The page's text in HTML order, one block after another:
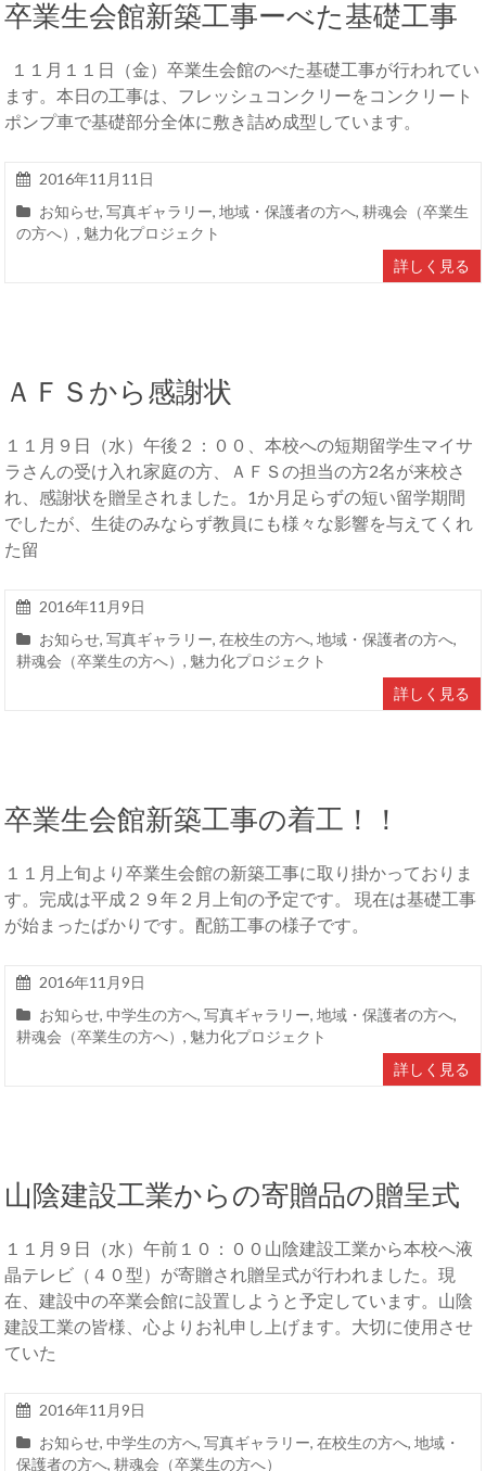
卒業生会館新築工事ーべた基礎工事
１１月１１日（金）卒業生会館のべた基礎工事が行われてい
ます。本日の工事は、フレッシュコンクリーをコンクリート
ポンプ車で基礎部分全体に敷き詰め成型しています。
2016年11月11日
お知らせ,写真ギャラリー,地域・保護者の方へ,耕魂会（卒業生
の方へ）, 魅力化プロジェクト
詳しく見る
ＡＦＳから感謝状
１１月９日（水）午後２：００、本校への短期留学生マイサ
ラさんの受け入れ家庭の方、ＡＦＳの担当の方2名が来校さ
れ、感謝状を贈呈されました。1か月足らずの短い留学期間
でしたが、生徒のみならず教員にも様々な影響を与えてくれ
た留
2016年11月9日
お知らせ,写真ギャラリー,在校生の方へ,地域・保護者の方へ,
耕魂会（卒業生の方へ）, 魅力化プロジェクト
詳しく見る
卒業生会館新築工事の着工！！
１１月上旬より卒業生会館の新築工事に取り掛かっておりま
す。完成は平成２９年２月上旬の予定です。 現在は基礎工事
が始まったばかりです。配筋工事の様子です。
2016年11月9日
お知らせ,中学生の方へ,写真ギャラリー,地域・保護者の方へ,
耕魂会（卒業生の方へ）, 魅力化プロジェクト
詳しく見る
山陰建設工業からの寄贈品の贈呈式
１１月９日（水）午前１０：００山陰建設工業から本校へ液
晶テレビ（４０型）が寄贈され贈呈式が行われました。現
在、建設中の卒業会館に設置しようと予定しています。山陰
建設工業の皆様、心よりお礼申し上げます。大切に使用させ
ていた
2016年11月9日
お知らせ,中学生の方へ,写真ギャラリー,在校生の方へ,地域・
保護者の方へ,耕魂会（卒業生の方へ）